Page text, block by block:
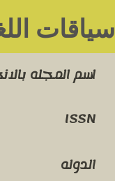
سياقات
اسم المجله
ISSN
الدوله